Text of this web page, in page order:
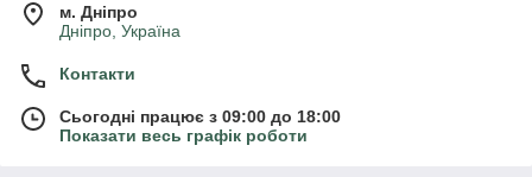
м. Дніпро
Дніпро, Україна
Контакти
Сьогодні працює з 09:00 до 18:00
Показати весь графік роботи